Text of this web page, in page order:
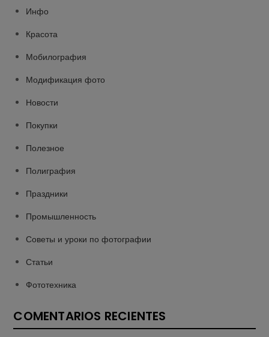
Инфо
Красота
Мобилография
Модификация фото
Новости
Покупки
Полезное
Полиграфия
Праздники
Промышленность
Советы и уроки по фотографии
Статьи
Фототехника
COMENTARIOS RECIENTES